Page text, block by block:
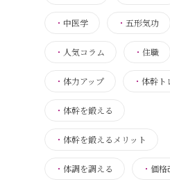
・ 中医学 ・ 五形気功
・ 人気コラム ・ 住職
・ 体力アップ ・ 体幹ト
・ 体幹を鍛える
・ 体幹を鍛えるメリット
・ 体調を調える ・ 価格